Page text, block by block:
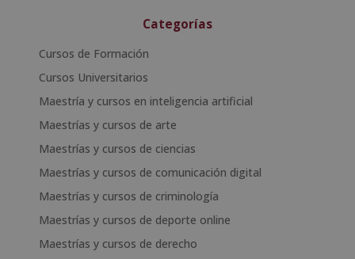
Categorías
Cursos de Formación
Cursos Universitarios
Maestría y cursos en inteligencia artificial
Maestrías y cursos de arte
Maestrías y cursos de ciencias
Maestrías y cursos de comunicación digital
Maestrías y cursos de criminología
Maestrías y cursos de deporte online
Maestrías y cursos de derecho